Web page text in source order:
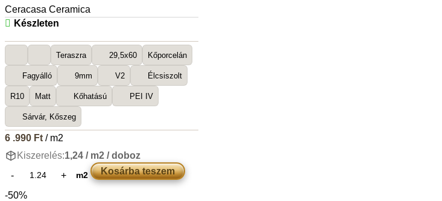
Ceracasa Ceramica
Készleten
Teraszra 29,5x60 Kőporcelán
Fagyálló 9mm V2 Élcsiszolt
R10 Matt Kőhatású PEI IV
Sárvár, Kőszeg
6 .990 Ft/ m2
Kiszerelés:1,24 / m2 / doboz
m2 Kosárba teszem
-50%